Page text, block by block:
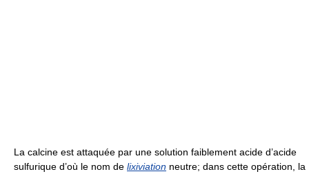
La calcine est attaquée par une solution faiblement acide d’acide
sulfurique d’où le nom de lixiviation neutre; dans cette opération, la